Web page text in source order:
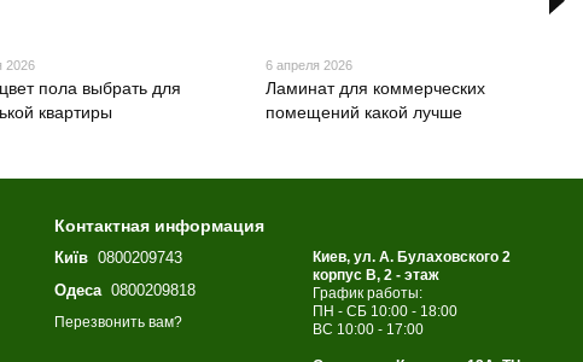
2026
пола выбрать для
квартиры
6 апреля 2026
Ламинат для коммерческих
помещений какой лучше
Контактная информация
Київ 0800209743
Одеса0800209818
Перезвонить вам?
Киев, ул. А. Булаховского 2
корпус B, 2 - этаж
График работы:
ПН - СБ 10:00 - 18:00
ВС 10:00 - 17:00